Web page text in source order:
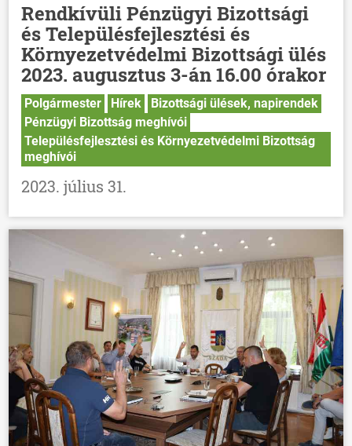
Rendkívüli Pénzügyi Bizottsági
és Településfejlesztési és
Környezetvédelmi Bizottsági ülés
2023. augusztus 3-án 16.00 órakor
Polgármester Hírek
Bizottsági ülések, napirendek
Pénzügyi Bizottság meghívói
Településfejlesztési és Környezetvédelmi Bizottság
meghívói
2023. július 31.